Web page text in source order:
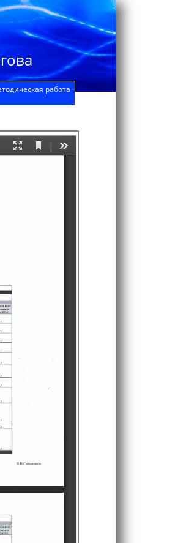
работа